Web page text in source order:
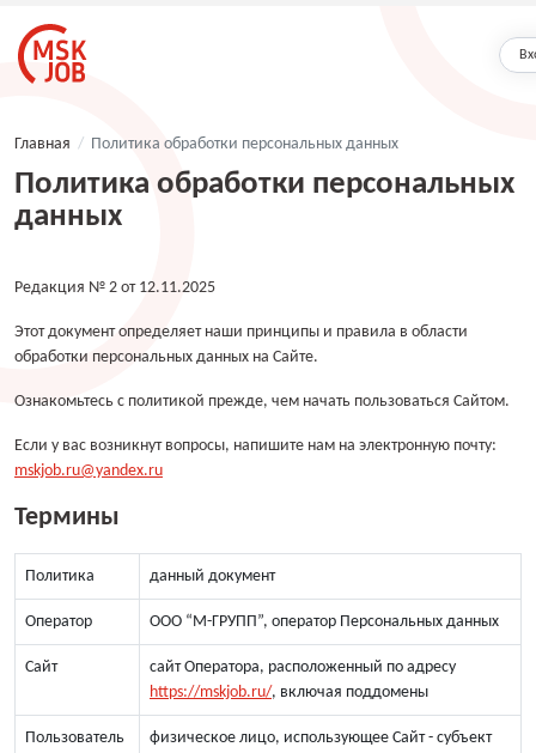
Главная / Политика обработки персональных данных
Политика обработки персональных
данных
Редакция № 2 от 12.11.2025
Этот документ определяет наши принципы и правила в области
обработки персональных данных на Сайте.
Ознакомьтесь с политикой прежде, чем начать пользоваться Сайтом.
Если у вас возникнут вопросы, напишите нам на электронную почту:
mskjob.ru@yandex.ru
Термины
Политика данный документ
Оператор ООО “М-ГРУПП”, оператор Персональных данных
Сайт
сайт Оператора, расположенный по адресу
https://mskjob.ru/, включая поддомены
Пользователь
физическое лицо, использующее Сайт - субъект